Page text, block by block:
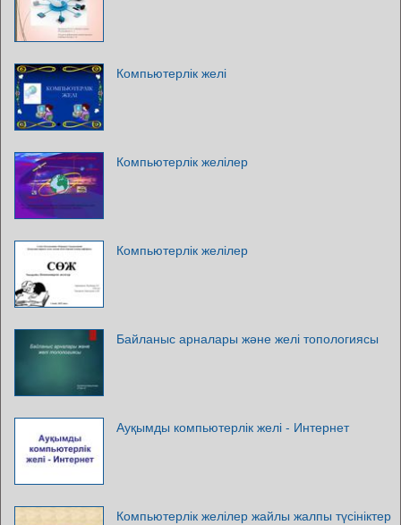
Компьютерлік желі
Компьютерлік желілер
Компьютерлік желілер
Байланыс арналары және желі топологиясы
Ауқымды компьютерлік желі - Интернет
Компьютерлік желілер жайлы жалпы түсініктер